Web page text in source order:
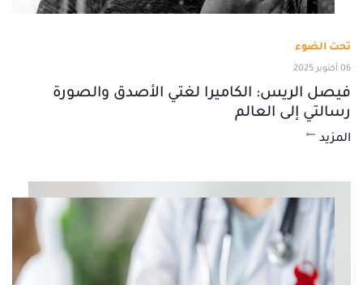
تحت الضوء
06 أكتوبر 2025
فيصل الريس: الكاميرا لغتي الأصدق والصورة
رسالتي إلى العالم
المزيد